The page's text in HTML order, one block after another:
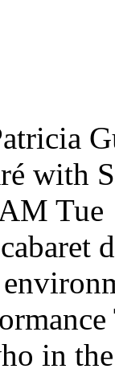
with
Tue
in